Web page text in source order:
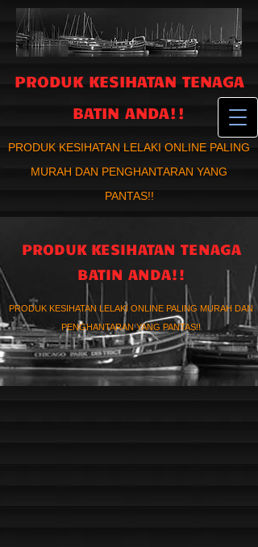
PRODUK KESIHATAN TENAGA
BATIN ANDA!!
PRODUK KESIHATAN LELAKI ONLINE PALING MURAH DAN
PENGHANTARAN YANG PANTAS!!
PRODUK KESIHATAN TENAGA
BATIN ANDA!!
PRODUK KESIHATAN LELAKI ONLINE PALING
MURAH DAN PENGHANTARAN YANG
PANTAS!!